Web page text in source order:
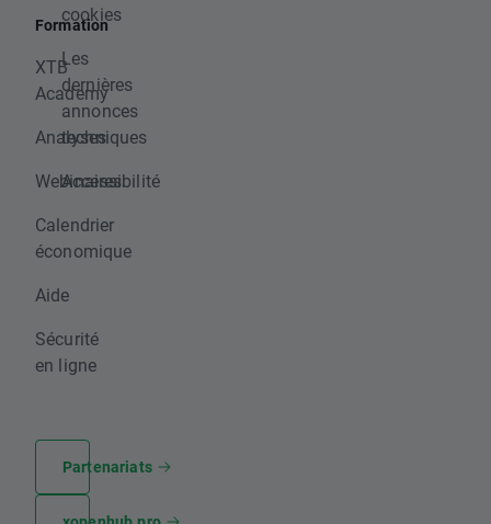
Formation
XTB
Academy
Analyses
Webinaires
Calendrier
économique
Aide
Sécurité
en ligne
cookies
Les
dernières
annonces
techniques
Accessibilité
Partenariats